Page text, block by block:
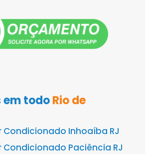
em todoRio de
Condicionado Inhoaíba RJ
Condicionado Paciência RJ